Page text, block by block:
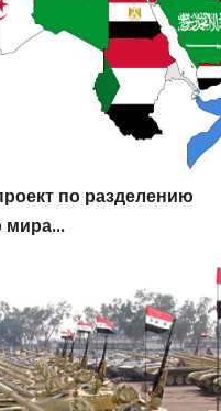
по разделению
мира...